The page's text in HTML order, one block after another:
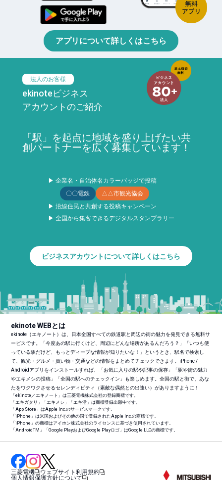
アプリについて詳しくはこちら
法人のお客様
ekinoteビジネス
アカウントのご紹介
「駅」を起点に地域を盛り上げたい共
創パートナーを広く募集しています！
▶ 企業名・自治体名カラーバッジで投稿
〇〇電鉄
△△市観光協会
▶ 沿線住民と共創する投稿キャンペーン
▶ 全国から集客できるデジタルスタンプラリー
ビジネスアカウントについて詳しくはこちら
ekinote WEBとは
ekinote（エキノート）は、日本全国すべての鉄道駅と周辺の街の魅力を発見できる無料サ
ービスです。「今度あの駅に行くけど、周辺にどんな場所があるんだろう？」「いつも使
っている駅だけど、もっとディープな情報が知りたいな！」というとき、駅名で検索し
て、観光・グルメ・買い物・交通などの情報をまとめてチェックできます。iPhone /
Androidアプリをインストールすれば、「お気に入りの駅や記事の保存」「駅や街の魅力
やエキメシの投稿」「全国の駅へのチェックイン」も楽しめます。全国の駅と街で、あな
たをワクワクさせるセレンディピティ（素敵な偶然との出逢い）がありますように！
「ekinote／エキノート」は三菱電機株式会社の登録商標です。
「エキガタリ」「エキメシ」「エキ活」は商標登録出願中です。
「App Store」はApple Inc.のサービスマークです。
「iPhone」は米国およびその他の国で登録されたApple Inc.の商標です。
「iPhone」の商標はアイホン株式会社のライセンスに基づき使用されています。
「AndroidTM 」「Google PlayおよびGoogle Playロゴ」はGoogle LLCの商標です。
三菱電機
ウェブサイト利用規約
個人情報保護方針について